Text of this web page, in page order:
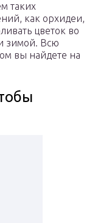
таких
как орхидеи,
цветок во
зимой. Всю
вы найдете на